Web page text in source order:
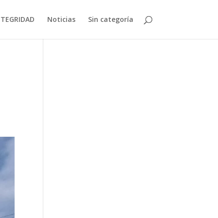
Noticias Sin categoría